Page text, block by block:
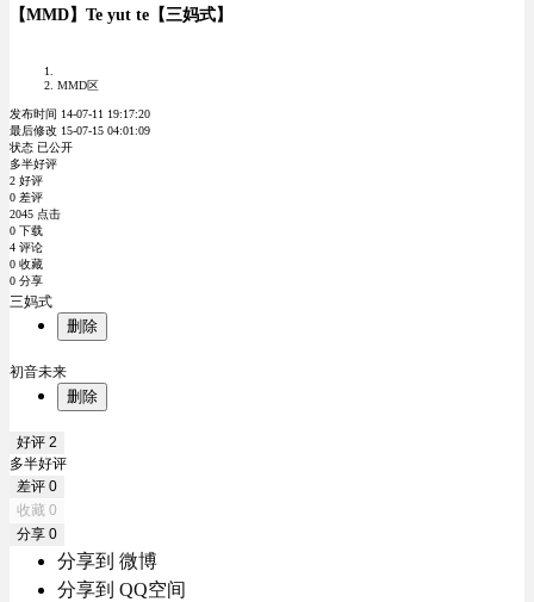
【MMD】Te yut te【三妈式】
MMD区
发布时间 14-07-11 19:17:20
最后修改 15-07-15 04:01:09
状态 已公开
多半好评
2 好评
0 差评
2045 点击
0 下载
4 评论
0 收藏
0 分享
三妈式
删除
初音未来
删除
好评 2
多半好评
差评 0
收藏 0
分享 0
分享到 微博
分享到 QQ空间